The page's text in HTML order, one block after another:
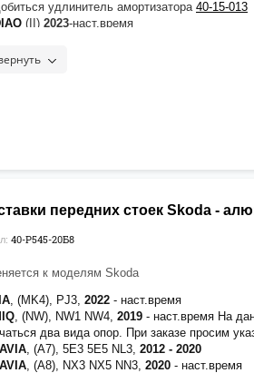
удлинитель амортизатора 40-15-013
(II) 2023-наст.время
удлинитель амортизатора
, (NW), NW1,2019-наст.времяПри
При установке
удлинитель амортизатора 40-15-013
, (II), 3T 3T4 3T5,
удлинитель амортизатора
, (I),5L,2009-2018 При установке проставок
амортизатора 40-15-012
нанесено полимерное покрытие для
реагентов]
передних стоек Skoda -
40-P545-20Б8
к моделям Skoda
, (MK4), PJ3, 2022 - наст.время
, (NW), NW1 NW4, 2019 - наст.время На
два вида опор. При заказе просим
, (A7), 5E3 5E5 NL3, 2012 - 2020
, (A8), NX3 NX5 NN3, 2020 - наст.время